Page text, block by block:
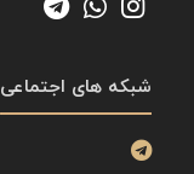
شبکه های اجتماعی